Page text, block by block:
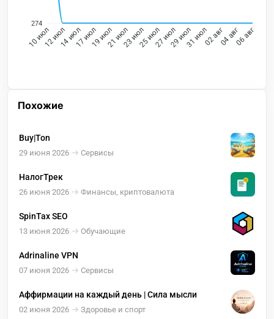
274
10 июл12 июл14 июл17 июл19 июл21 июл23 июл25 июл27 июл29 июл31 июл02 авг04 авг06 авг
Похожие
Buy|Ton
29 июня 2026 Сервисы
НалогТрек
26 июня 2026 Финансы, криптовалюта
SpinTax SEO
13 июня 2026 Обучающие
Adrinaline VPN
07 июня 2026 Сервисы
Аффирмации на каждый день | Сила мысли
02 июня 2026 Здоровье и спорт